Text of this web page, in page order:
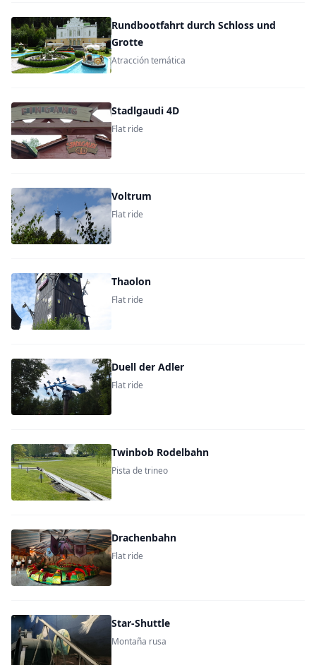
Rundbootfahrt durch Schloss und
Grotte
Atracción temática
Stadlgaudi 4D
Flat ride
Voltrum
Flat ride
Thaolon
Flat ride
Duell der Adler
Flat ride
Twinbob Rodelbahn
Pista de trineo
Drachenbahn
Flat ride
Star-Shuttle
Montaña rusa